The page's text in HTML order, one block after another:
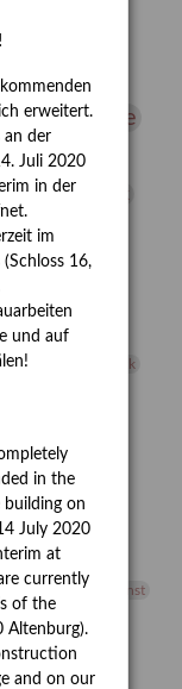
Exlibris
Fotografie
Müller
Heldinnen
Kunst
Kunst von Kühl
Lehmbruck
Pohlhof
Rehfeld
Sonderausstellung
Videokunst
Wolf and Dog
erweitert.
an der
Juli 2020
in der
im
(Schloss 16,
und auf
in the
building on
July 2020
at
currently
of the
Altenburg).
and on our